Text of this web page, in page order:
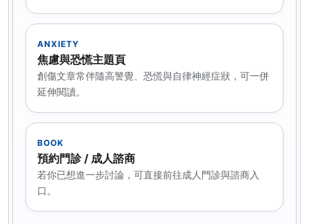
ANXIETY
焦慮與恐慌主題頁
創傷文章常伴隨高警覺、恐慌與自律神經症狀，可一併
延伸閱讀。
BOOK
預約門診 / 成人諮商
若你已想進一步討論，可直接前往成人門診與諮商入
口。